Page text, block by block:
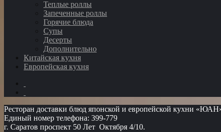
Теплые роллы
Запеченные роллы
Горячие блюда
Супы
Десерты
Дополнительно
Китайская кухня
Европейская кухня
Ресторан доставки блюд японской и европейской кухни
Единый номер телефона: 399-779
г. Саратов проспект 50 Лет Октября 4/10.